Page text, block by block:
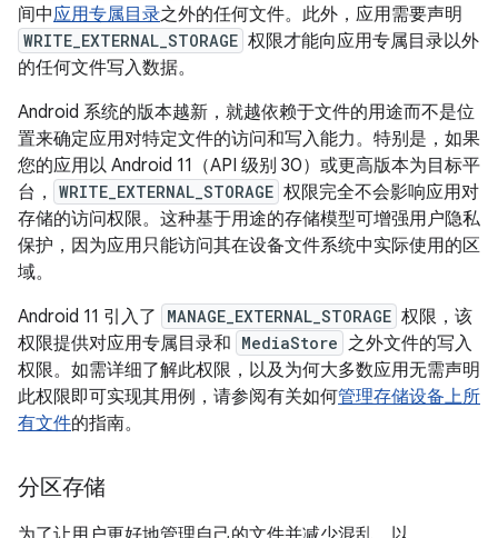
间中应用专属目录之外的任何文件。此外，应用需要声明
WRITE_EXTERNAL_STORAGE 权限才能向应用专属目录以外
的任何文件写入数据。
Android 系统的版本越新，就越依赖于文件的用途而不是位
置来确定应用对特定文件的访问和写入能力。特别是，如果
您的应用以 Android 11（API 级别 30）或更高版本为目标平
台，
WRITE_EXTERNAL_STORAGE 权限完全不会影响应用对
存储的访问权限。这种基于用途的存储模型可增强用户隐私
保护，因为应用只能访问其在设备文件系统中实际使用的区
域。
Android 11 引入了
MANAGE_EXTERNAL_STORAGE 权限，该
权限提供对应用专属目录和 MediaStore 之外文件的写入
权限。如需详细了解此权限，以及为何大多数应用无需声明
此权限即可实现其用例，请参阅有关如何管理存储设备上所
有文件的指南。
分区存储